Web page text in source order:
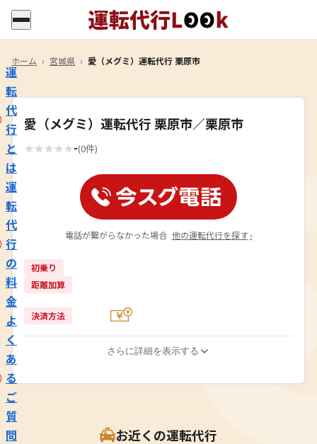
運
転
代
行
と
は
運
転
代
行
の
料
金
よ
く
あ
る
ご
質
問
ホーム › 宮城県 › 愛（メグミ）運転代行 栗原市
愛（メグミ）運転代行 栗原市／栗原市
★★★★★-(0件)
電話が繋がらなかった場合 他の運転代行を探す ›
初乗り
距離加算
決済方法
さらに詳細を表示する
お近くの運転代行